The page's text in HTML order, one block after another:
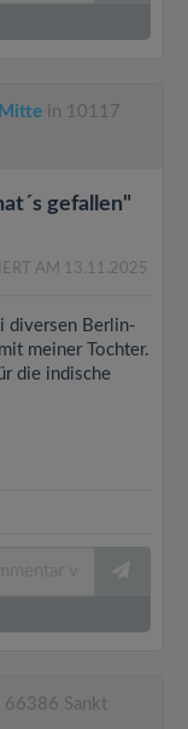
in 10117
gefallen"
AM 13.11.2025
diversen Berlin-
meiner Tochter.
die indische
66386 Sankt